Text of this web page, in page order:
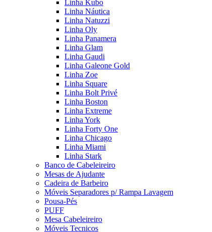
Linha Kubo
Linha Náutica
Linha Natuzzi
Linha Oly
Linha Panamera
Linha Glam
Linha Gaudi
Linha Galeone Gold
Linha Zoe
Linha Square
Linha Bolt Privé
Linha Boston
Linha Extreme
Linha York
Linha Forty One
Linha Chicago
Linha Miami
Linha Stark
Banco de Cabeleireiro
Mesas de Ajudante
Cadeira de Barbeiro
Móveis Separadores p/ Rampa Lavagem
Pousa-Pés
PUFF
Mesa Cabeleireiro
Móveis Tecnicos